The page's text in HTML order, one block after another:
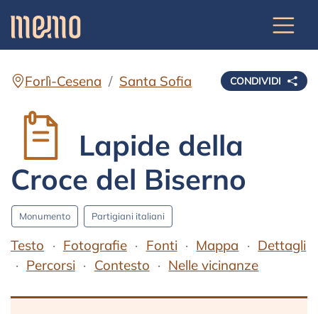
CONDIVIDI
Forlì-Cesena Santa Sofia
Lapide della
Croce del Biserno
Monumento Partigiani italiani
Testo Fotografie Fonti Mappa
Dettagli
Percorsi
Contesto Nelle vicinanze